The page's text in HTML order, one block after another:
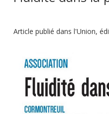
Article publié dans l'Union,